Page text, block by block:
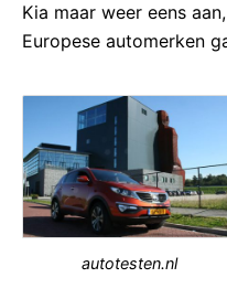
Kia maar weer eens
Europese automerken
autotesten.nl